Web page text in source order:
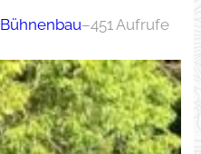
Bühnenbau–451 Aufrufe